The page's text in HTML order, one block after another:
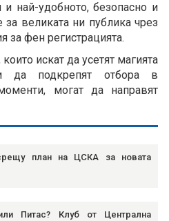
най-удобното, безопасно и
великата ни публика чрез
за фен регистрацията.
искат да усетят магията
подкрепят отбора в
могат да направят
план на ЦСКА за новата
Питас? Клуб от Централна